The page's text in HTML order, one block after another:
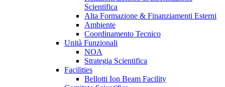
Scientifica
Alta Formazione & Finanziamenti Esterni
Ambiente
Coordinamento Tecnico
Unità Funzionali
NOA
Strategia Scientifica
Facilities
Bellotti Ion Beam Facility